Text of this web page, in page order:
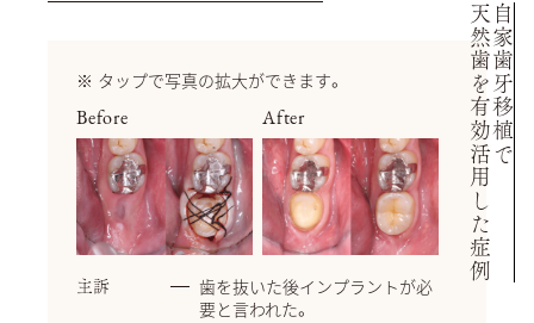
自家歯牙移植で
天然歯を有効活用した症例
タップで写真の拡大ができます。
Before After
主訴
歯を抜いた後インプラントが必
要と言われた。